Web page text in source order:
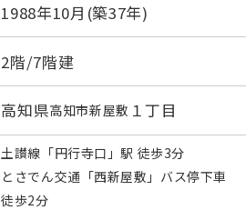
1988年10月(築37年)
2階/7階建
高知県高知市新屋敷 １丁目
土讃線 「円行寺口 」駅 徒歩3分
とさでん交通「西新屋敷」バス停下車
徒歩2分